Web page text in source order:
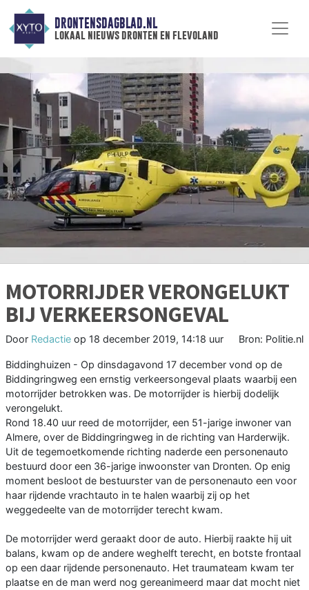
DRONTENSDAGBLAD.NL
lokaal nieuws dronten en flevoland
MOTORRIJDER VERONGELUKT
BIJ VERKEERSONGEVAL
Door Redactie op 18 december 2019, 14:18 uur Bron: Politie.nl
Biddinghuizen - Op dinsdagavond 17 december vond op de
Biddingringweg een ernstig verkeersongeval plaats waarbij een
motorrijder betrokken was. De motorrijder is hierbij dodelijk
verongelukt.
Rond 18.40 uur reed de motorrijder, een 51-jarige inwoner van
Almere, over de Biddingringweg in de richting van Harderwijk.
Uit de tegemoetkomende richting naderde een personenauto
bestuurd door een 36-jarige inwoonster van Dronten. Op enig
moment besloot de bestuurster van de personenauto een voor
haar rijdende vrachtauto in te halen waarbij zij op het
weggedeelte van de motorrijder terecht kwam.
De motorrijder werd geraakt door de auto. Hierbij raakte hij uit
balans, kwam op de andere weghelft terecht, en botste frontaal
op een daar rijdende personenauto. Het traumateam kwam ter
plaatse en de man werd nog gereanimeerd maar dat mocht niet